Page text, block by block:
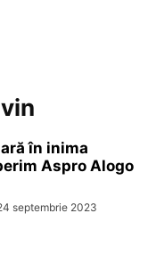
în inima
Aspro Alogo
septembrie 2023